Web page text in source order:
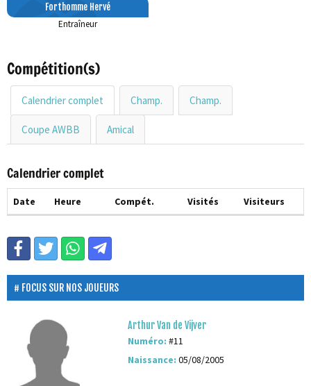
Forthomme Hervé
Entraîneur
Compétition(s)
Calendrier complet Champ. Champ.
Coupe AWBB Amical
Calendrier complet
Date Heure Compét. Visités Visiteurs
FOCUS SUR NOS JOUEURS
Arthur Van de Vijver
Numéro: #11
Naissance: 05/08/2005